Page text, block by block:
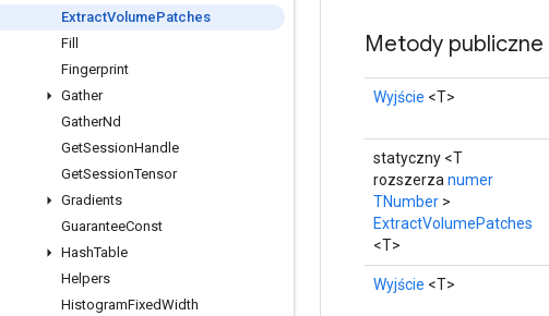
ExtractVolumePatches
Fill
Fingerprint
Gather
GatherNd
GetSessionHandle
GetSessionTensor
Gradients
GuaranteeConst
HashTable
Helpers
HistogramFixedWidth
Metody publiczne
Wyjście <T>
statyczny <T
rozszerza numer
TNumber >
ExtractVolumePatches
<T>
Wyjście <T>